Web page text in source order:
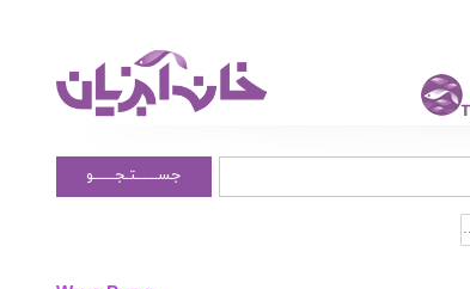
جســــــتـجــــــو